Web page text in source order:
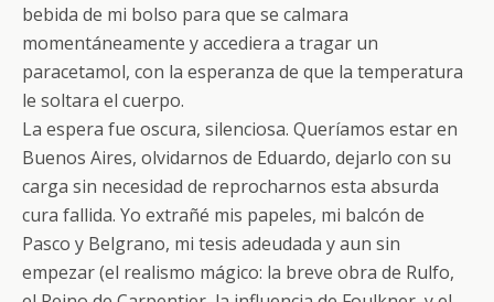
bebida de mi bolso para que se calmara
momentáneamente y accediera a tragar un
paracetamol, con la esperanza de que la temperatura
le soltara el cuerpo.
La espera fue oscura, silenciosa. Queríamos estar en
Buenos Aires, olvidarnos de Eduardo, dejarlo con su
carga sin necesidad de reprocharnos esta absurda
cura fallida. Yo extrañé mis papeles, mi balcón de
Pasco y Belgrano, mi tesis adeudada y aun sin
empezar (el realismo mágico: la breve obra de Rulfo,